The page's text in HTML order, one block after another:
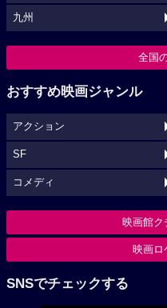
九州
全国
おすすめ映画ジャンル
アクション
SF
コメディ
映画館ク
映画ロ
SNSでチェックする